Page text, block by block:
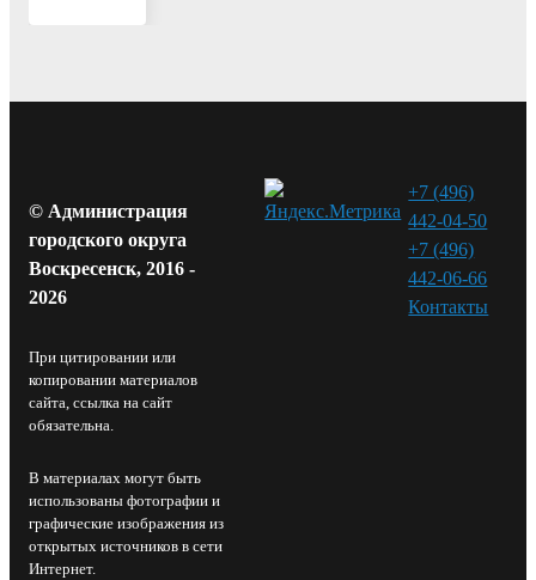
© Администрация
городского округа
Воскресенск, 2016 -
2026
При цитировании или
копировании материалов
сайта, ссылка на сайт
обязательна.
В материалах могут быть
использованы фотографии и
графические изображения из
открытых источников в сети
Интернет.
+7 (496)
442-04-50
+7 (496)
442-06-66
Контакты⁠